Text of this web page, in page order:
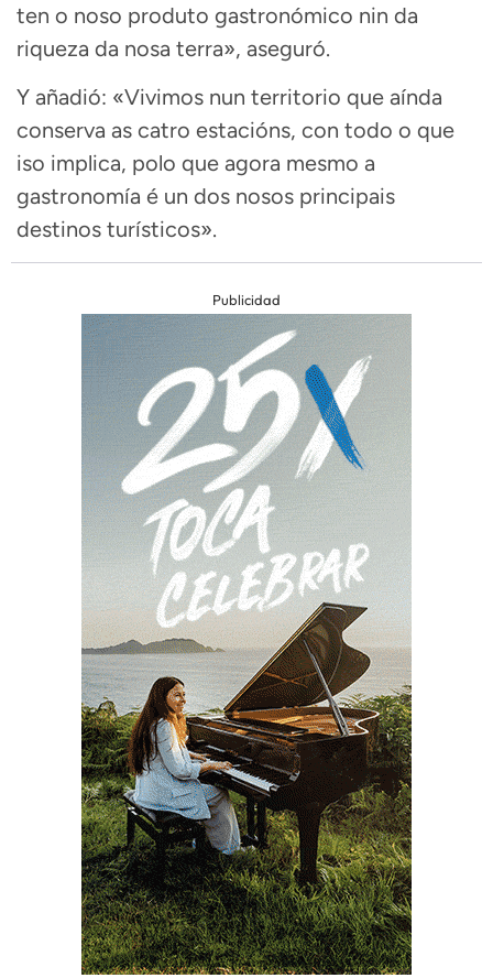
ten o noso produto gastronómico nin da
riqueza da nosa terra», aseguró.
Y añadió: «Vivimos nun territorio que aínda
conserva as catro estacións, con todo o que
iso implica, polo que agora mesmo a
gastronomía é un dos nosos principais
destinos turísticos».
Publicidad